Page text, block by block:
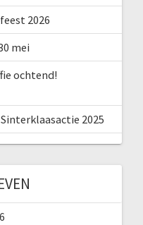
2026
mei
ochtend!
2025